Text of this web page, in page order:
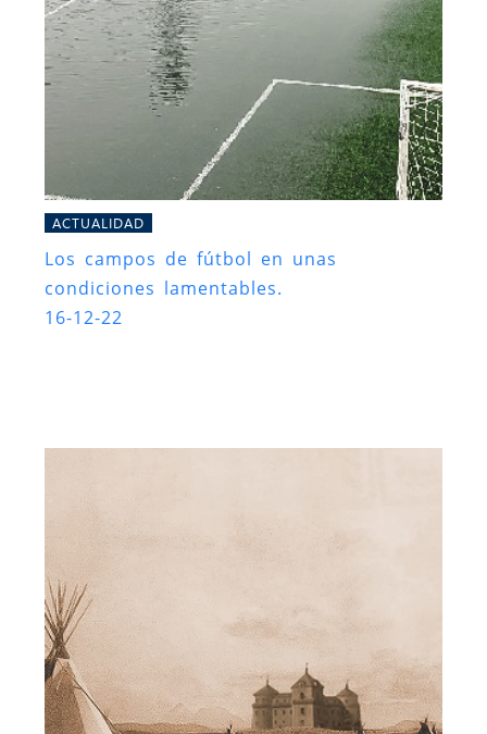
ACTUALIDAD
Los campos de fútbol en unas
condiciones lamentables.
16-12-22